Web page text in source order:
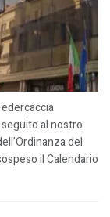
al nostro
del
il Calendario